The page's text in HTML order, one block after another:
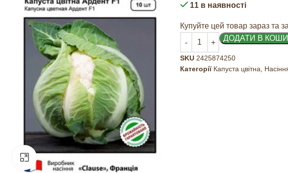
11 в наявності
Купуйте цей товар зараз та
ДОДАТИ В
SKU 2425874250
Категорії Капуста цвітна